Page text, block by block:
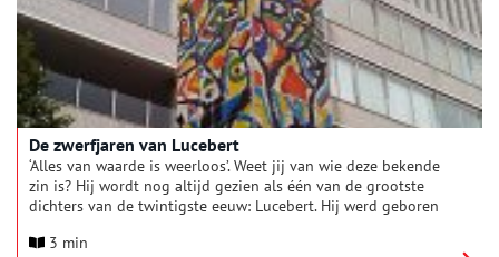
De zwerfjaren van Lucebert
‘Alles van waarde is weerloos’. Weet jij van wie deze bekende
zin is? Hij wordt nog altijd gezien als één van de grootste
dichters van de twintigste eeuw: Lucebert. Hij werd geboren
pseudoniem Lucebert, een samenvoeging van luce en bert, dat
3 min